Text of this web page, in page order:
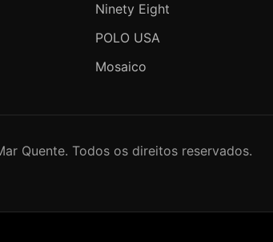
Ninety Eight
POLO USA
Mosaico
Quente. Todos os direitos reservados.